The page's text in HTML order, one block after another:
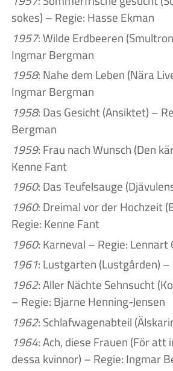
sokes) – Regie: Hasse Ekman
1957: Wilde Erdbeeren
Ingmar Bergman
1958: Nahe dem Leben (Nära
Ingmar Bergman
1958: Das Gesicht (Ansiktet) –
Bergman
1959: Frau nach Wunsch (Den
Kenne Fant
1960: Das Teufelsauge
1960: Dreimal vor der Hochzeit
Regie: Kenne Fant
1960: Karneval – Regie: Lennart
1961: Lustgarten (Lustgården) –
1962: Aller Nächte Sehnsucht
– Regie: Bjarne Henning-Jensen
1962: Schlafwagenabteil
1964: Ach, diese Frauen (För
dessa kvinnor) – Regie: Ingmar